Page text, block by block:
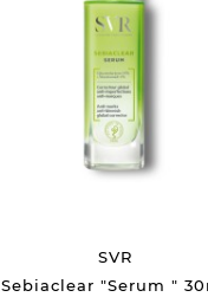
SVR
Sebiaclear "Serum "